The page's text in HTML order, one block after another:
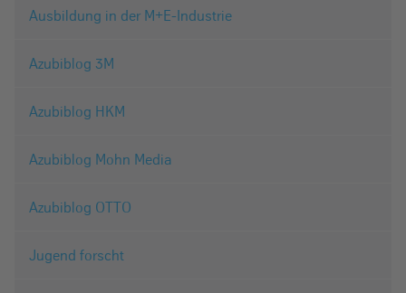
Ausbildung in der M+E-Industrie
Azubiblog 3M
Azubiblog HKM
Azubiblog Mohn Media
Azubiblog OTTO
Jugend forscht